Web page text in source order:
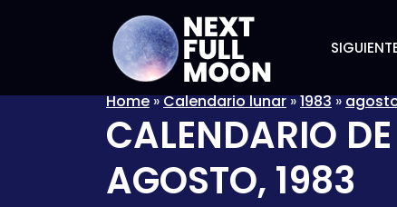
Home»Calendario lunar»1983»
CALENDARIO
AGOSTO, 1983